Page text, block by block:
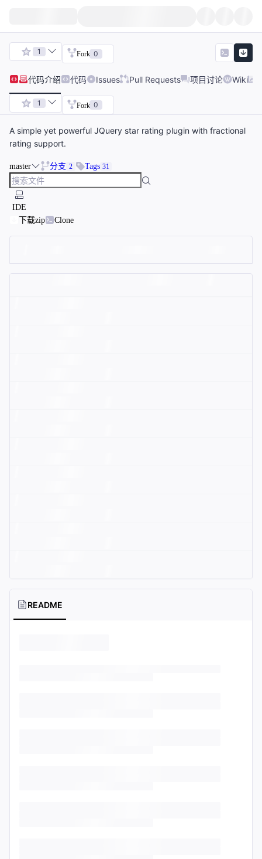
1 Fork 0
代码介绍 代码 Issues Pull Requests 项目讨论 Wiki
1 Fork 0
A simple yet powerful JQuery star rating plugin with fractional
rating support.
master 分支 2 Tags 31
IDE
下载zip
Clone
README